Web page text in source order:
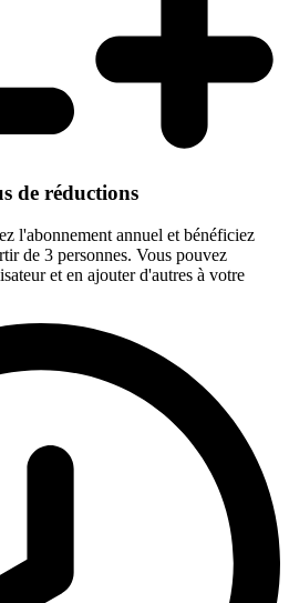
de réductions
l'abonnement annuel et bénéficiez
de 3 personnes. Vous pouvez
et en ajouter d'autres à votre